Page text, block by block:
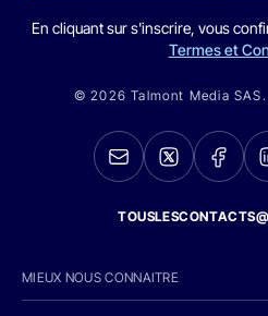
En cliquant sur s'inscrire, vous
Termes et
© 2026 Talmont Media
MIEUX NOUS CONNAITRE